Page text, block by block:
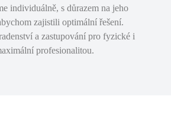
individuálně, s důrazem na jeho
zajistili optimální řešení.
a zastupování pro fyzické i
profesionalitou.